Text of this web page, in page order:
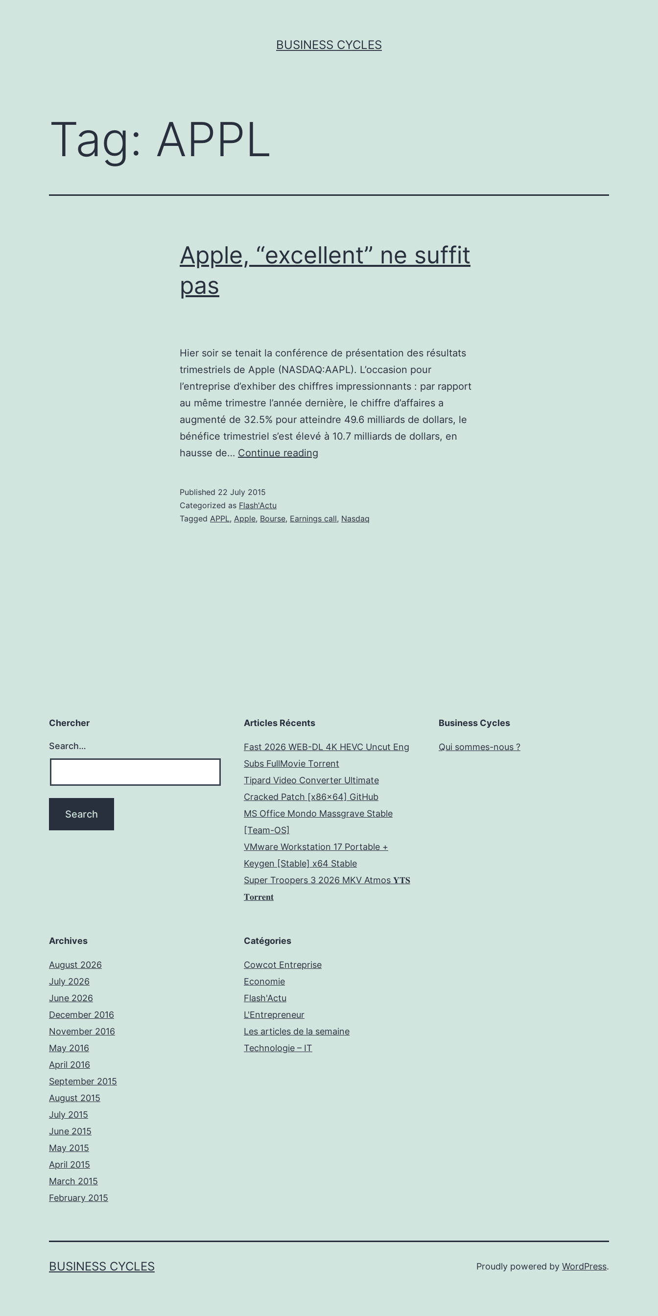
BUSINESS CYCLES
Tag: APPL
Apple, “excellent” ne suffit
pas
Hier soir se tenait la conférence de présentation des résultats
trimestriels de Apple (NASDAQ:AAPL). L’occasion pour
l’entreprise d’exhiber des chiffres impressionnants : par rapport
au même trimestre l’année dernière, le chiffre d’affaires a
augmenté de 32.5% pour atteindre 49.6 milliards de dollars, le
bénéfice trimestriel s’est élevé à 10.7 milliards de dollars, en
hausse de… Continue reading
pas
Published 22 July 2015
Categorized as Flash'Actu
Tagged APPL, Apple, Bourse, Earnings call, Nasdaq
Chercher
Search…
Articles Récents
Fast 2026 WEB-DL 4K HEVC Uncut Eng
Subs FullMov𝗂e Torrent
Tipard Video Converter Ultimate
Cracked Patch [x86x64] GitHub
MS Office Mondo Massgrave Stable
[Team-OS]
VMware Workstation 17 Portable +
Keygen [Stable] x64 Stable
Super Troopers 3 2026 MKV Atmos 𝐘𝐓𝐒
𝐓𝐨𝐫𝐫𝐞𝐧𝐭
Business Cycles
Qui sommes-nous ?
Archives
August 2026
July 2026
June 2026
December 2016
November 2016
May 2016
April 2016
September 2015
August 2015
July 2015
June 2015
May 2015
April 2015
March 2015
February 2015
Catégories
Cowcot Entreprise
Economie
Flash'Actu
L'Entrepreneur
Les articles de la semaine
Technologie – IT
BUSINESS CYCLES Proudly powered by WordPress.